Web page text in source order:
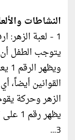
النشاطات
1 - لعبة
يتوجب الطفل أن
القوانين
الزهر وحركة
يظهر
3...